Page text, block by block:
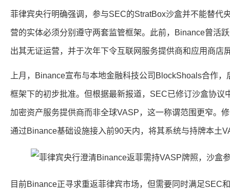
菲律宾央行明确强调，参与SEC的StratBox沙盒并不能替代
营的实体必须分别遵守两套监管框架。此前，Binance曾活
出其无证运营，并于次年下令互联网服务提供商和应用商店
上月，Binance宣布与本地金融科技公司BlockShoals合作
框架下的初步批准。但根据最新报道，SEC已修订沙盒协议
加密资产服务提供商而非全球VASP，这一称谓范围更窄。
通过Binance基础设施接入前90天内，将其系统与持牌本土
目前Binance正寻求重返菲律宾市场，但需要同时满足SEC